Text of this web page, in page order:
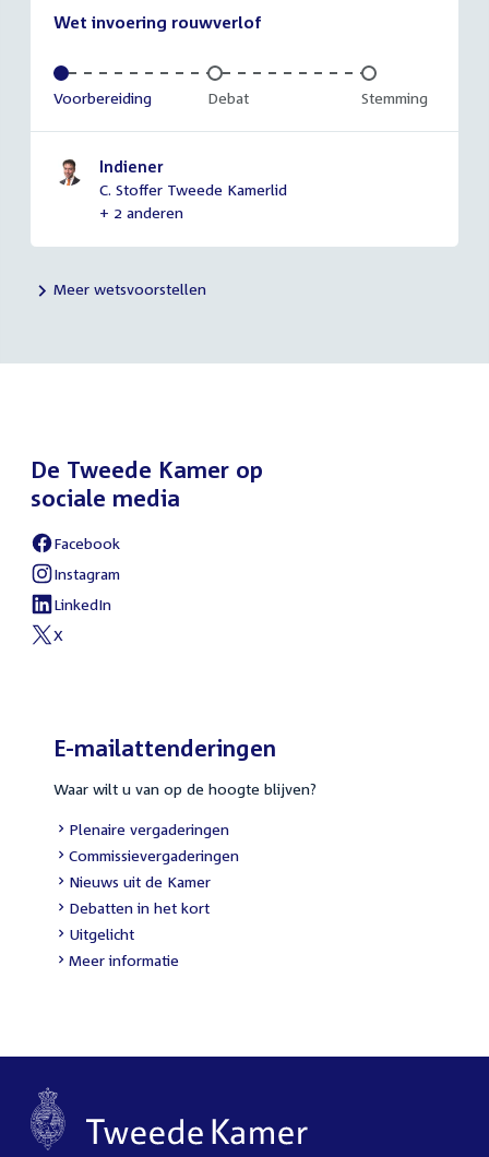
Wet invoering rouwverlof
Voltooid:
Voorbereiding Onvoltooid:
Debat Onvoltooid:
Stemming
Indiener
C. Stoffer Tweede Kamerlid
+ 2 anderen
Meer wetsvoorstellen
De Tweede Kamer op
sociale media
External
link:
Facebook
External
link:
Instagram
External
link:
LinkedIn
External
X
E-mailattenderingen
Waar wilt u van op de hoogte blijven?
External
link:
Plenaire vergaderingen
External
link:
Commissievergaderingen
External
link:
Nieuws uit de Kamer
External
link:
Debatten in het kort
External
link:
Uitgelicht
Meer informatie